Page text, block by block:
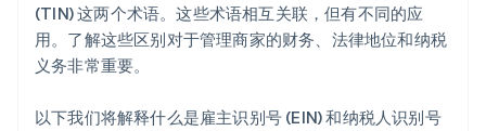
(TIN) 这两个术语。这些术语相互关联，但有不同的应
用。了解这些区别对于管理商家的财务、法律地位和纳税
义务非常重要。
以下我们将解释什么是雇主识别号 (EIN) 和纳税人识别号